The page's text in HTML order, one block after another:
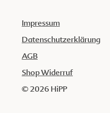
Impressum
Datenschutzerklärung
AGB
Shop Widerruf
© 2026 HiPP